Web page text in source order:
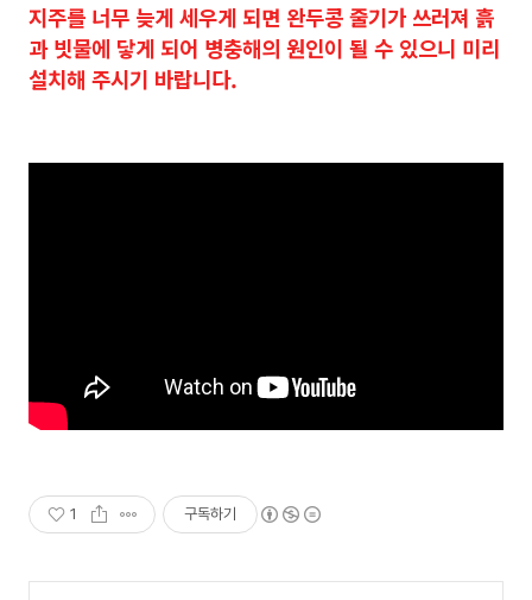
지주를 너무 늦게 세우게 되면 완두콩 줄기가 쓰러져 흙
과 빗물에 닿게 되어 병충해의 원인이 될 수 있으니 미리
설치해 주시기 바랍니다.
1 구독하기